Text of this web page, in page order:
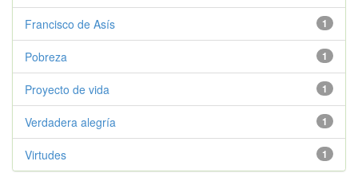
1
Francisco de Asís
1
Pobreza
1
Proyecto de vida
1
Verdadera alegría
1
Virtudes